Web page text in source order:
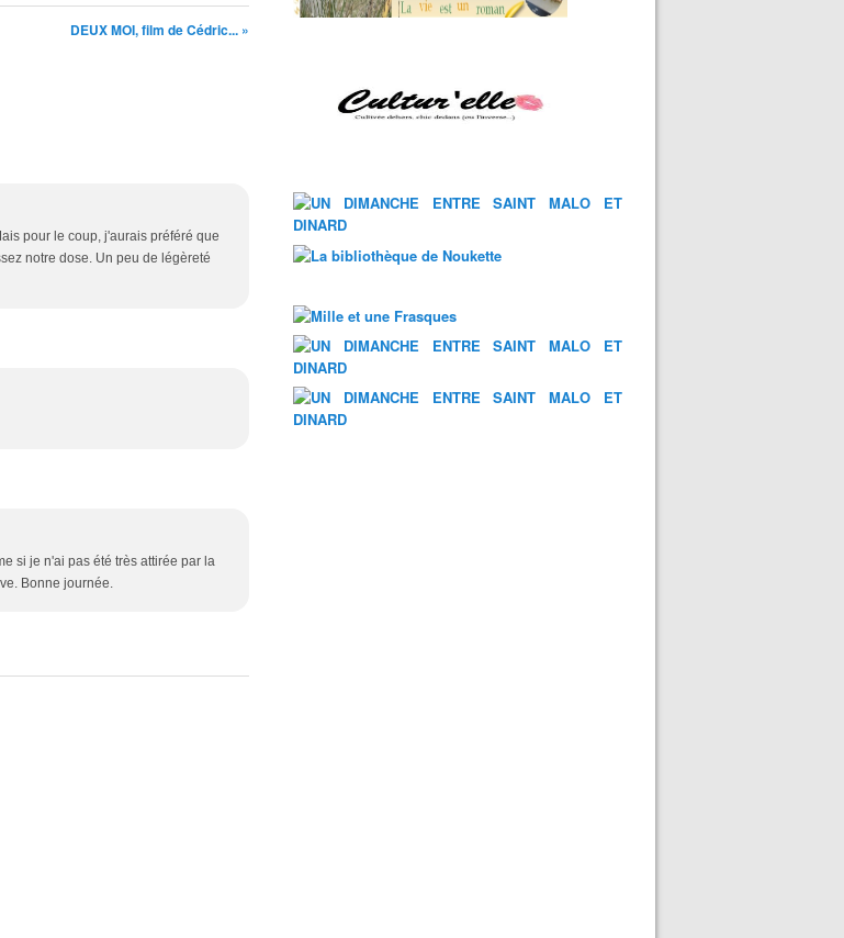
DEUX MOI, film de Cédric... »
pour le coup, j'aurais préféré que
notre dose. Un peu de légèreté
si je n'ai pas été très attirée par la
Bonne journée.